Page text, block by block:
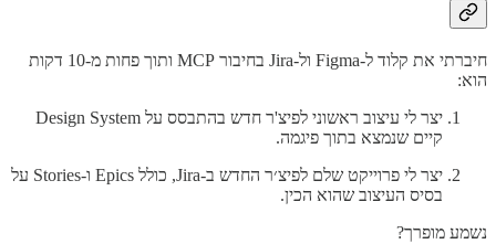
חיברתי את קלוד ל-Figma ול-Jira בחיבור MCP ותוך פחות מ-10 דקות
הוא:
יצר לי עיצוב ראשוני לפיצ'ר חדש בהתבסס על Design System
קיים שנמצא בתוך פיגמה.
יצר לי פרוייקט שלם לפיצ׳ר החדש ב-Jira, כולל Epics ו-Stories על
בסיס העיצוב שהוא הכין.
נשמע מופרך?